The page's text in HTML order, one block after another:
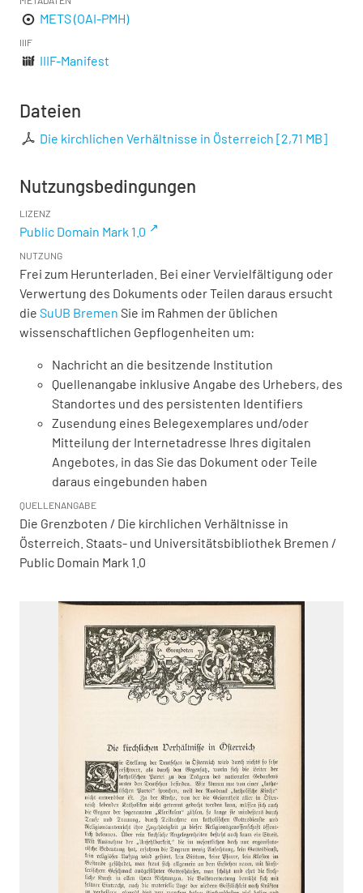
METS (OAI-PMH)
IIIF
IIIF-Manifest
Dateien
Die kirchlichen Verhältnisse in Österreich [2,71 MB]
Nutzungsbedingungen
LIZENZ
Public Domain Mark 1.0
NUTZUNG
Frei zum Herunterladen. Bei einer Vervielfältigung oder
Verwertung des Dokuments oder Teilen daraus ersucht
die SuUB Bremen Sie im Rahmen der üblichen
wissenschaftlichen Gepflogenheiten um:
Nachricht an die besitzende Institution
Quellenangabe inklusive Angabe des Urhebers, des
Standortes und des persistenten Identifiers
Zusendung eines Belegexemplares und/oder
Mitteilung der Internetadresse Ihres digitalen
Angebotes, in das Sie das Dokument oder Teile
daraus eingebunden haben
QUELLENANGABE
Die Grenzboten / Die kirchlichen Verhältnisse in
Österreich. Staats- und Universitätsbibliothek Bremen /
Public Domain Mark 1.0